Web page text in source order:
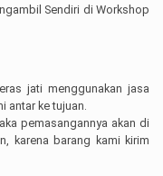
Sendiri di Workshop
jati menggunakan jasa
antar ke tujuan.
pemasangannya akan di
karena barang kami kirim